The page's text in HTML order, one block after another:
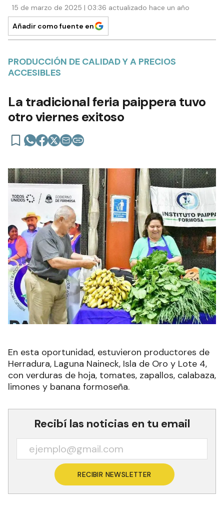
15 de marzo de 2025 | 03:36 actualizado hace un año
Añadir como fuente en
PRODUCCIÓN DE CALIDAD Y A PRECIOS
ACCESIBLES
La tradicional feria paippera tuvo
otro viernes exitoso
En esta oportunidad, estuvieron productores de
Herradura, Laguna Naineck, Isla de Oro y Lote 4,
con verduras de hoja, tomates, zapallos, calabaza,
limones y banana formoseña.
Recibí las noticias en tu email
RECIBIR NEWSLETTER